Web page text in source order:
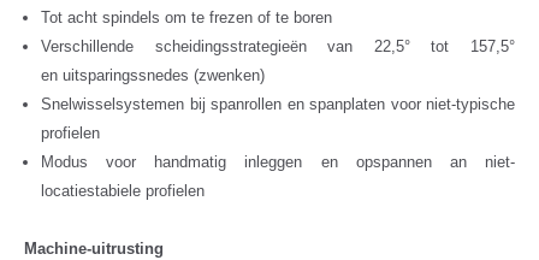
Tot acht spindels om te frezen of te boren
Verschillende scheidingsstrategieën van 22,5° tot 157,5°
en uitsparingssnedes (zwenken)
Snelwisselsystemen bij spanrollen en spanplaten voor niet-typische
profielen
Modus voor handmatig inleggen en opspannen an niet-
locatiestabiele profielen
Machine-uitrusting